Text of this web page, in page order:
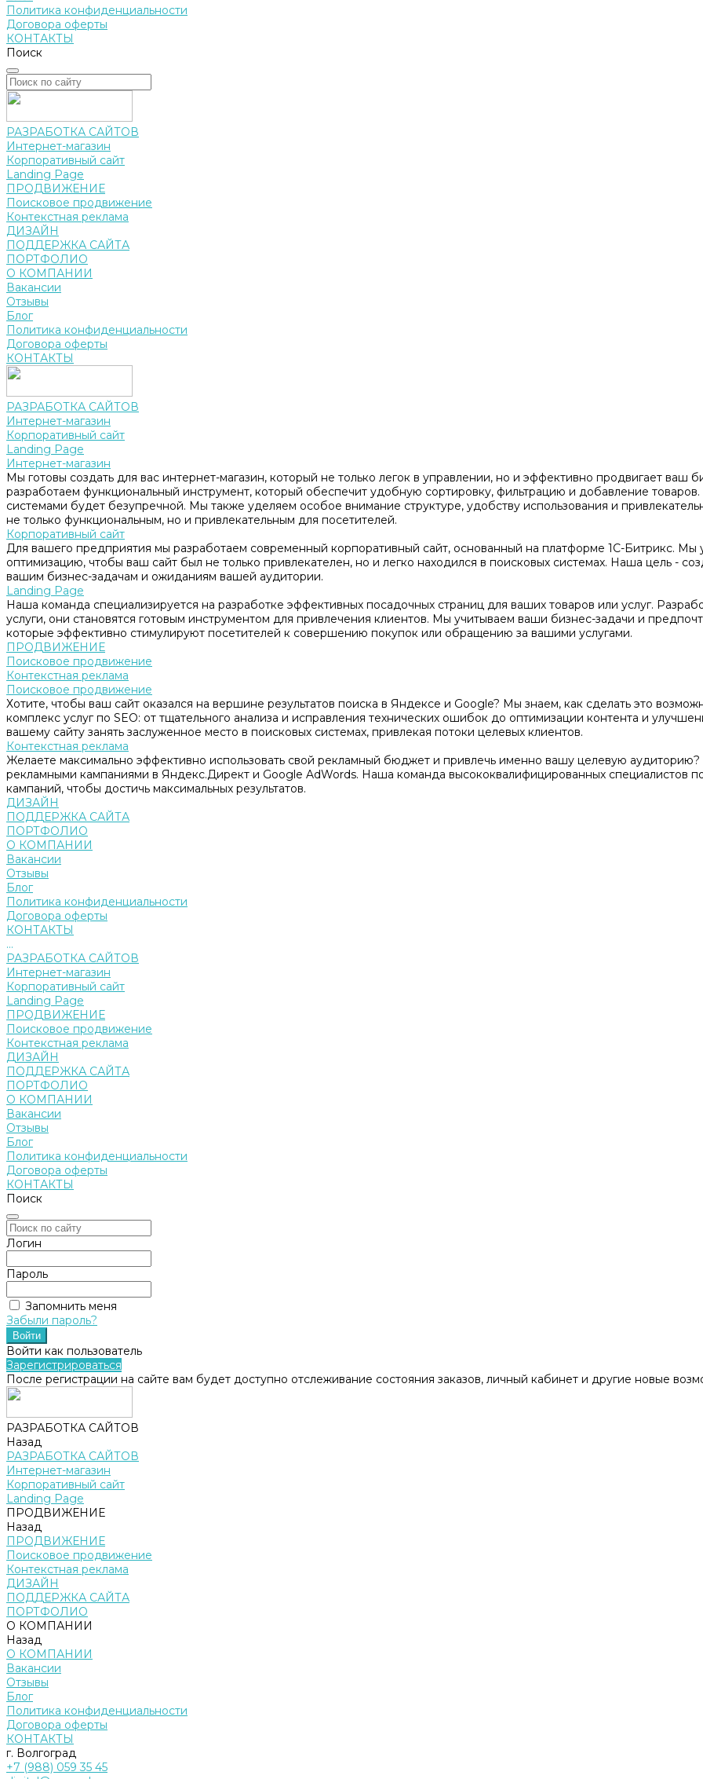
Политика конфиденциальности
Договора оферты
КОНТАКТЫ
Поиск
РАЗРАБОТКА САЙТОВ
Интернет-магазин
Корпоративный сайт
Landing Page
ПРОДВИЖЕНИЕ
Поисковое продвижение
Контекстная реклама
ДИЗАЙН
ПОДДЕРЖКА САЙТА
ПОРТФОЛИО
О КОМПАНИИ
Вакансии
Отзывы
Блог
Политика конфиденциальности
Договора оферты
КОНТАКТЫ
РАЗРАБОТКА САЙТОВ
Интернет-магазин
Корпоративный сайт
Landing Page
Интернет-магазин
Мы готовы создать для вас интернет-магазин, который не только легок в управлении, но и эффективно продвигает ваш
разработаем функциональный инструмент, который обеспечит удобную сортировку, фильтрацию и добавление
системами будет безупречной. Мы также уделяем особое внимание структуре, удобству использования и
не только функциональным, но и привлекательным для посетителей.
Корпоративный сайт
Для вашего предприятия мы разработаем современный корпоративный сайт, основанный на платформе 1С-Битрикс. Мы
оптимизацию, чтобы ваш сайт был не только привлекателен, но и легко находился в поисковых системах. Наша цель -
вашим бизнес-задачам и ожиданиям вашей аудитории.
Landing Page
Наша команда специализируется на разработке эффективных посадочных страниц для ваших товаров или услуг.
услуги, они становятся готовым инструментом для привлечения клиентов. Мы учитываем ваши бизнес-задачи и
которые эффективно стимулируют посетителей к совершению покупок или обращению за вашими услугами.
ПРОДВИЖЕНИЕ
Поисковое продвижение
Контекстная реклама
Поисковое продвижение
Хотите, чтобы ваш сайт оказался на вершине результатов поиска в Яндексе и Google? Мы знаем, как сделать это
комплекс услуг по SEO: от тщательного анализа и исправления технических ошибок до оптимизации контента и
вашему сайту занять заслуженное место в поисковых системах, привлекая потоки целевых клиентов.
Контекстная реклама
Желаете максимально эффективно использовать свой рекламный бюджет и привлечь именно вашу целевую
рекламными кампаниями в Яндекс.Директ и Google AdWords. Наша команда высококвалифицированных специалистов
кампаний, чтобы достичь максимальных результатов.
ДИЗАЙН
ПОДДЕРЖКА САЙТА
ПОРТФОЛИО
О КОМПАНИИ
Вакансии
Отзывы
Блог
Политика конфиденциальности
Договора оферты
КОНТАКТЫ
...
РАЗРАБОТКА САЙТОВ
Интернет-магазин
Корпоративный сайт
Landing Page
ПРОДВИЖЕНИЕ
Поисковое продвижение
Контекстная реклама
ДИЗАЙН
ПОДДЕРЖКА САЙТА
ПОРТФОЛИО
О КОМПАНИИ
Вакансии
Отзывы
Блог
Политика конфиденциальности
Договора оферты
КОНТАКТЫ
Поиск
Логин
Пароль
Запомнить меня
Забыли пароль?
Войти как пользователь
Зарегистрироваться
После регистрации на сайте вам будет доступно отслеживание состояния заказов, личный кабинет и другие новые
РАЗРАБОТКА САЙТОВ
Назад
РАЗРАБОТКА САЙТОВ
Интернет-магазин
Корпоративный сайт
Landing Page
ПРОДВИЖЕНИЕ
Назад
ПРОДВИЖЕНИЕ
Поисковое продвижение
Контекстная реклама
ДИЗАЙН
ПОДДЕРЖКА САЙТА
ПОРТФОЛИО
О КОМПАНИИ
Назад
О КОМПАНИИ
Вакансии
Отзывы
Блог
Политика конфиденциальности
Договора оферты
КОНТАКТЫ
г. Волгоград
+7 (988) 059 35 45